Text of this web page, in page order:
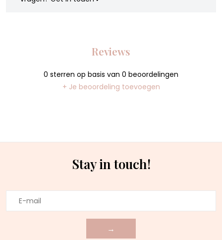
Reviews
0 sterren op basis van 0 beoordelingen
+ Je beoordeling toevoegen
Stay in touch!
→